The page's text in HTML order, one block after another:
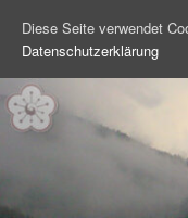
Zum Inhalt wechseln
Diese Seite verwendet
Datenschutzerklärung